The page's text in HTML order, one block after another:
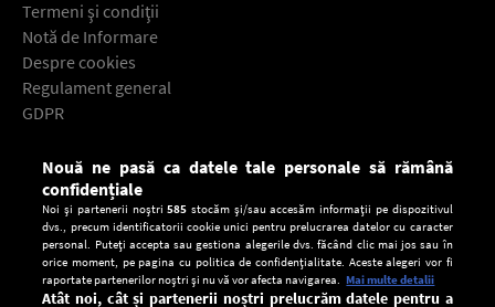
Termeni şi condiţii
Notă de Informare
Despre cookies
Regulament general
GDPR
Descarcă gratuit aplicaţia Europa FM pentru smartphone:
Nouă ne pasă ca datele tale personale să rămână
confidențiale
Noi și partenerii noștri585 stocăm și/sau accesăm informații pe dispozitivul
dvs., precum identificatorii cookie unici pentru prelucrarea datelor cu caracter
personal. Puteți accepta sau gestiona alegerile dvs. făcând clic mai jos sau în
orice moment, pe pagina cu politica de confidențialitate. Aceste alegeri vor fi
raportate partenerilor noștri și nu vă vor afecta navigarea. Mai multe detalii
Atât noi, cât și partenerii noștri prelucrăm datele pentru a